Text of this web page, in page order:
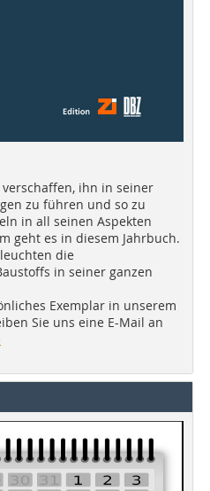
ihn in seiner
zu führen und so zu
in all seinen Aspekten
geht es in diesem Jahrbuch.
die
in seiner ganzen
Exemplar in unserem
Sie uns eine E-Mail an